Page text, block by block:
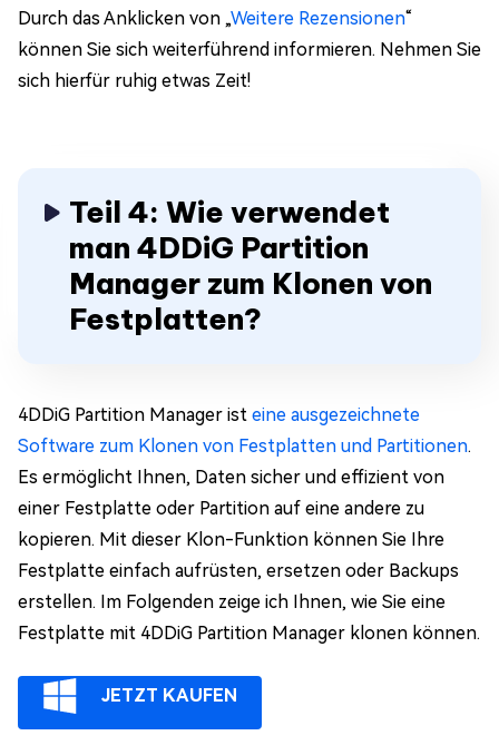
Durch das Anklicken von „Weitere Rezensionen“
können Sie sich weiterführend informieren. Nehmen Sie
sich hierfür ruhig etwas Zeit!
Teil 4: Wie verwendet
man 4DDiG Partition
Manager zum Klonen von
Festplatten?
4DDiG Partition Manager ist eine ausgezeichnete
Software zum Klonen von Festplatten und Partitionen.
Es ermöglicht Ihnen, Daten sicher und effizient von
einer Festplatte oder Partition auf eine andere zu
kopieren. Mit dieser Klon-Funktion können Sie Ihre
Festplatte einfach aufrüsten, ersetzen oder Backups
erstellen. Im Folgenden zeige ich Ihnen, wie Sie eine
Festplatte mit 4DDiG Partition Manager klonen können.
JETZT KAUFEN